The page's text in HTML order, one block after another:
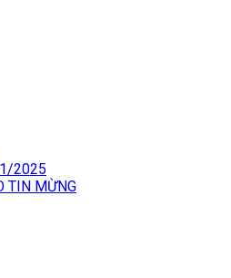
2025
TIN MỪNG